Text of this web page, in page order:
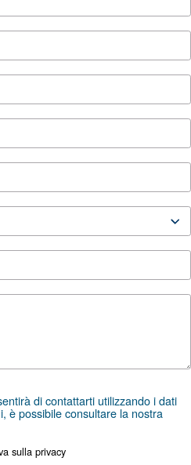
e come
d'aria possono
informazioni sui più